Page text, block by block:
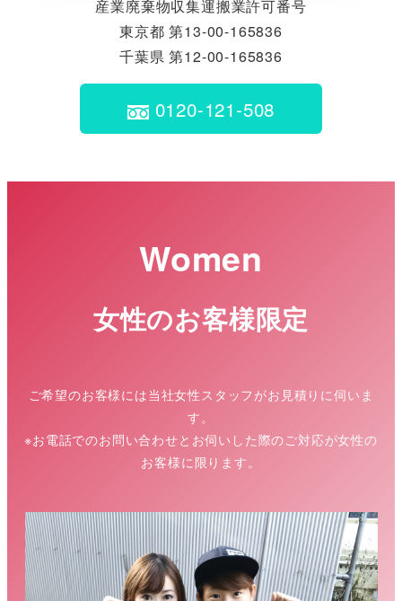
産業廃棄物収集運搬業許可番号
東京都 第13-00-165836
千葉県 第12-00-165836
0120-121-508
Women
女性のお客様限定
ご希望のお客様には当社女性スタッフがお見積りに伺いま
す。
※お電話でのお問い合わせとお伺いした際のご対応が女性の
お客様に限ります。